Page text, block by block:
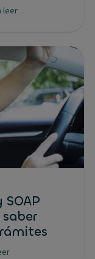
leer